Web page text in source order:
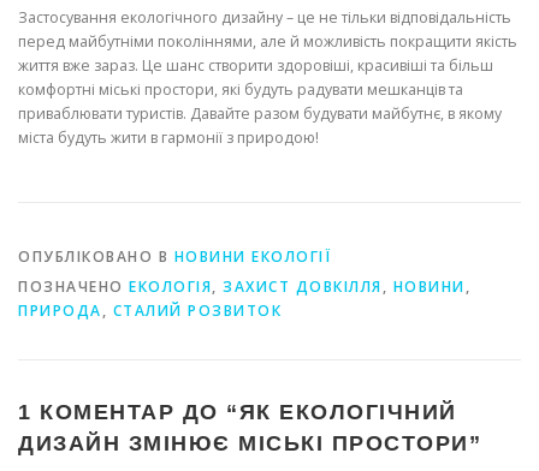
Застосування екологічного дизайну – це не тільки відповідальність
перед майбутніми поколіннями, але й можливість покращити якість
життя вже зараз. Це шанс створити здоровіші, красивіші та більш
комфортні міські простори, які будуть радувати мешканців та
приваблювати туристів. Давайте разом будувати майбутнє, в якому
міста будуть жити в гармонії з природою!
ОПУБЛІКОВАНО В НОВИНИ ЕКОЛОГІЇ
ПОЗНАЧЕНО ЕКОЛОГІЯ, ЗАХИСТ ДОВКІЛЛЯ, НОВИНИ,
ПРИРОДА, СТАЛИЙ РОЗВИТОК
1 КОМЕНТАР ДО “ЯК ЕКОЛОГІЧНИЙ
ДИЗАЙН ЗМІНЮЄ МІСЬКІ ПРОСТОРИ ”